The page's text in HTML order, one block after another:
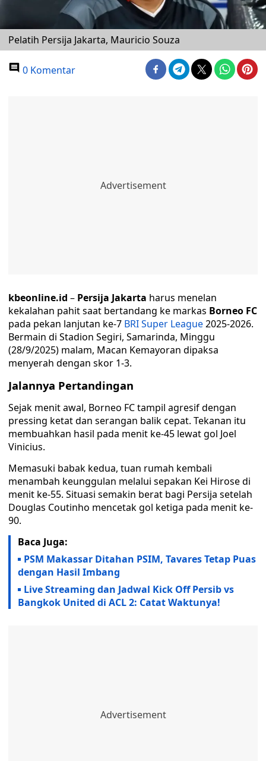
Pelatih Persija Jakarta, Mauricio Souza
0 Komentar
kbeonline.id – Persija Jakarta harus menelan
kekalahan pahit saat bertandang ke markas Borneo FC
pada pekan lanjutan ke-7 BRI Super League2025-2026.
Bermain di Stadion Segiri, Samarinda, Minggu
(28/9/2025) malam, Macan Kemayoran dipaksa
menyerah dengan skor 1-3.
Jalannya Pertandingan
Sejak menit awal, Borneo FC tampil agresif dengan
pressing ketat dan serangan balik cepat. Tekanan itu
membuahkan hasil pada menit ke-45 lewat gol Joel
Vinicius.
Memasuki babak kedua, tuan rumah kembali
menambah keunggulan melalui sepakan Kei Hirose di
menit ke-55. Situasi semakin berat bagi Persija setelah
Douglas Coutinho mencetak gol ketiga pada menit ke-
90.
Baca Juga:
PSM Makassar Ditahan PSIM, Tavares Tetap Puas
dengan Hasil Imbang
Live Streaming dan Jadwal Kick Off Persib vs
Bangkok United di ACL 2: Catat Waktunya!